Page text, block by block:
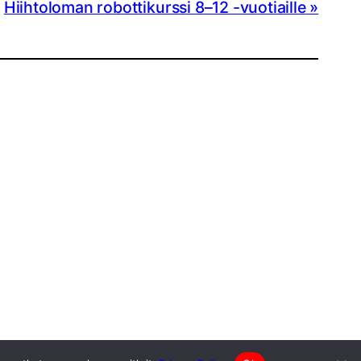
Hiihtoloman robottikurssi 8–12 -vuotiaille